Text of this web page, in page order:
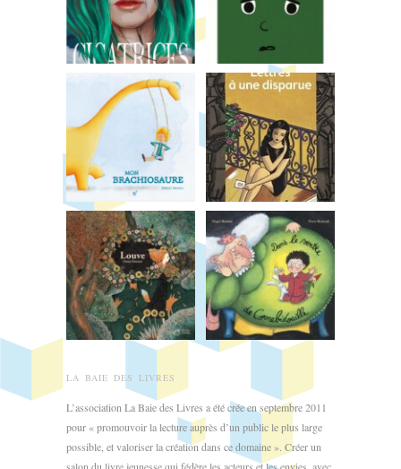
LA BAIE DES LIVRES
L’association La Baie des Livres a été crée en septembre 2011
pour « promouvoir la lecture auprès d’un public le plus large
possible, et valoriser la création dans ce domaine ». Créer un